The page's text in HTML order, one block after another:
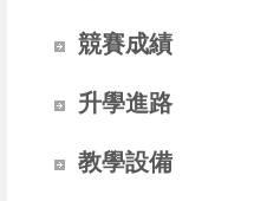
競賽成績
升學進路
教學設備